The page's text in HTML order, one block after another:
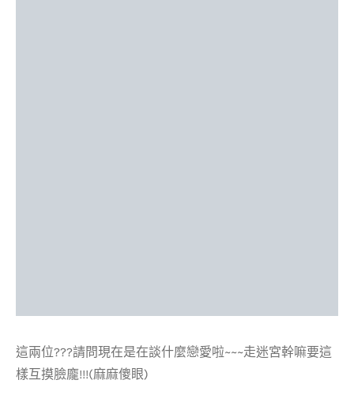
這兩位???請問現在是在談什麼戀愛啦~~~走迷宮幹嘛要這
樣互摸臉龐!!!(麻麻傻眼)